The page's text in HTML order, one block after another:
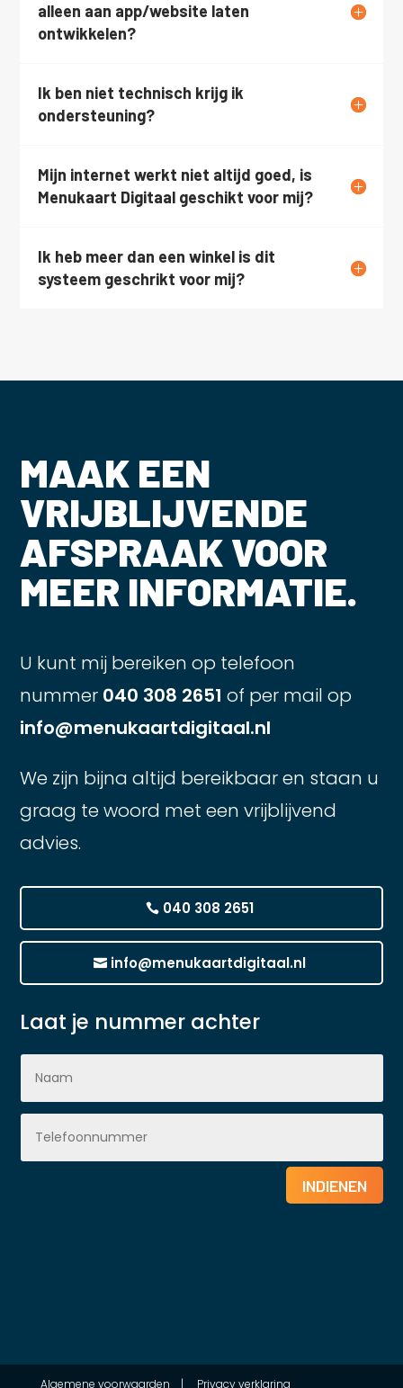
alleen aan app/website laten
ontwikkelen?
Ik ben niet technisch krijg ik
ondersteuning?
Mijn internet werkt niet altijd goed, is
Menukaart Digitaal geschikt voor mij?
Ik heb meer dan een winkel is dit
systeem geschrikt voor mij?
MAAK EEN
VRIJBLIJVENDE
AFSPRAAK VOOR
MEER INFORMATIE.
U kunt mij bereiken op telefoon
nummer 040 308 2651 of per mail op
info@menukaartdigitaal.nl
We zijn bijna altijd bereikbaar en staan u
graag te woord met een vrijblijvend
advies.
040 308 2651
info@menukaartdigitaal.nl
Laat je nummer achter
INDIENEN
Algemene voorwaarden | Privacy verklaring